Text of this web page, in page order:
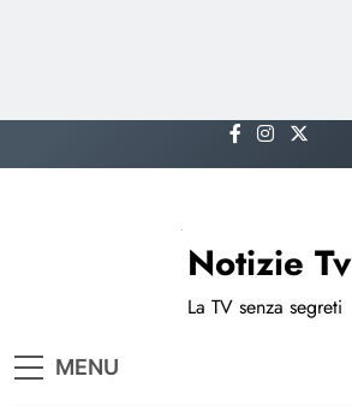
to
Notizie Tv
La TV senza segreti
MENU